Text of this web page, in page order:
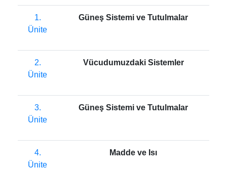
1.
Ünite
Güneş Sistemi ve Tutulmalar
2.
Ünite
Vücudumuzdaki Sistemler
3.
Ünite
Güneş Sistemi ve Tutulmalar
4.
Ünite
Madde ve Isı